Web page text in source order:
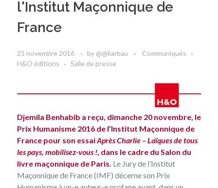
l'Institut Maçonnique de
France
21 novembre 2016 by @@karbau
Communiqués
H&O éditions
Salle de presse
Djemila Benhabib a reçu, dimanche 20 novembre, le
Prix Humanisme 2016 de l’Institut Maçonnique de
France pour son essaiAprès Charlie – Laïques de tous
les pays, mobilisez-vous ! , dans le cadre du Salon du
livre maçonnique de Paris. Le Jury de l’Institut
Maçonnique de France (IMF) décerne son Prix